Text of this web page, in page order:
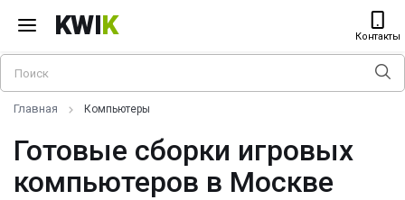
KWIK Контакты
Главная Компьютеры
Готовые сборки игровых
компьютеров в Москве